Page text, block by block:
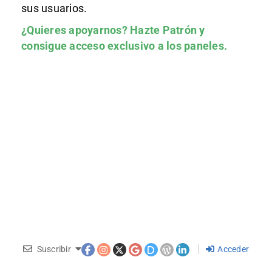
sus usuarios.
¿Quieres apoyarnos? Hazte Patróny
consigue acceso exclusivo a los paneles.
Suscribir Acceder